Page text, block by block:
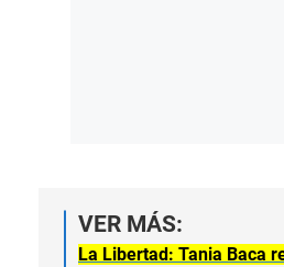
VER MÁS:
La Libertad: Tania Baca